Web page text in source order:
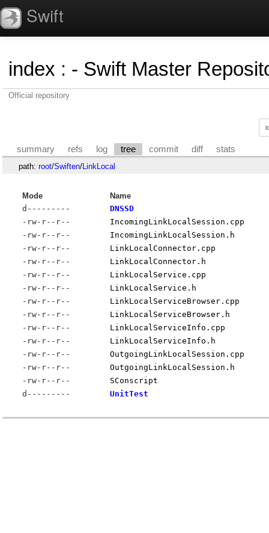
Swift
index : - Swift Master
Official repository
summary refs log tree commit diff stats
path: root/Swiften/LinkLocal
Mode
Name
d---------
DNSSD
-rw-r--r--
IncomingLinkLocalSession.cpp
-rw-r--r--
IncomingLinkLocalSession.h
-rw-r--r--
LinkLocalConnector.cpp
-rw-r--r--
LinkLocalConnector.h
-rw-r--r--
LinkLocalService.cpp
-rw-r--r--
LinkLocalService.h
-rw-r--r--
LinkLocalServiceBrowser.cpp
-rw-r--r--
LinkLocalServiceBrowser.h
-rw-r--r--
LinkLocalServiceInfo.cpp
-rw-r--r--
LinkLocalServiceInfo.h
-rw-r--r--
OutgoingLinkLocalSession.cpp
-rw-r--r--
OutgoingLinkLocalSession.h
-rw-r--r--
SConscript
d---------
UnitTest